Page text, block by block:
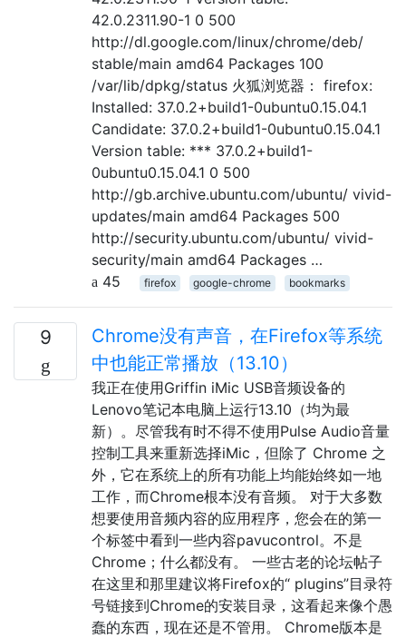
42.0.2311.90-1 0 500
http://dl.google.com/linux/chrome/deb/
stable/main amd64 Packages 100
/var/lib/dpkg/status 火狐浏览器： firefox:
Installed: 37.0.2+build1-0ubuntu0.15.04.1
Candidate: 37.0.2+build1-0ubuntu0.15.04.1
Version table: *** 37.0.2+build1-
0ubuntu0.15.04.1 0 500
http://gb.archive.ubuntu.com/ubuntu/ vivid-
updates/main amd64 Packages 500
http://security.ubuntu.com/ubuntu/ vivid-
security/main amd64 Packages …
45
firefox google-chrome bookmarks
9
Chrome没有声音，在Firefox等系统
中也能正常播放（13.10）
我正在使用Griffin iMic USB音频设备的
Lenovo笔记本电脑上运行13.10（均为最
新）。尽管我有时不得不使用Pulse Audio音量
控制工具来重新选择iMic，但除了 Chrome 之
外，它在系统上的所有功能上均能始终如一地
工作，而Chrome根本没有音频。 对于大多数
想要使用音频内容的应用程序，您会在的第一
个标签中看到一些内容pavucontrol。不是
Chrome；什么都没有。 一些古老的论坛帖子
在这里和那里建议将Firefox的“ plugins”目录符
号链接到Chrome的安装目录，这看起来像个愚
蠢的东西，现在还是不管用。 Chrome版本是